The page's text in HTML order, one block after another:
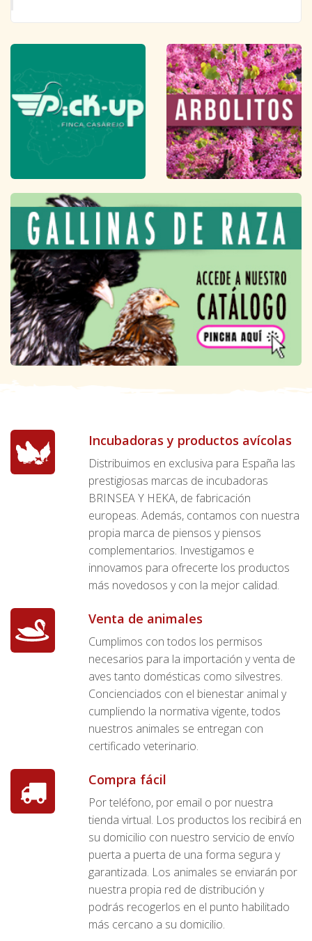
Incubadoras y productos avícolas
Distribuimos en exclusiva para España las
prestigiosas marcas de incubadoras
BRINSEA Y HEKA, de fabricación
europeas. Además, contamos con nuestra
propia marca de piensos y piensos
complementarios. Investigamos e
innovamos para ofrecerte los productos
más novedosos y con la mejor calidad.
Venta de animales
Cumplimos con todos los permisos
necesarios para la importación y venta de
aves tanto domésticas como silvestres.
Concienciados con el bienestar animal y
cumpliendo la normativa vigente, todos
nuestros animales se entregan con
certificado veterinario.
Compra fácil
Por teléfono, por email o por nuestra
tienda virtual. Los productos los recibirá en
su domicilio con nuestro servicio de envío
puerta a puerta de una forma segura y
garantizada. Los animales se enviarán por
nuestra propia red de distribución y
podrás recogerlos en el punto habilitado
más cercano a su domicilio.